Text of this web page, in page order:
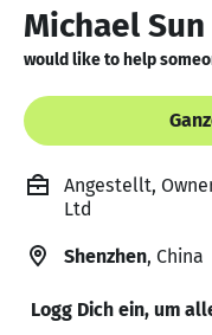
Michael Sun
would like to help
Angestellt,
Ltd
Shenzhen, China
Logg Dich ein, um